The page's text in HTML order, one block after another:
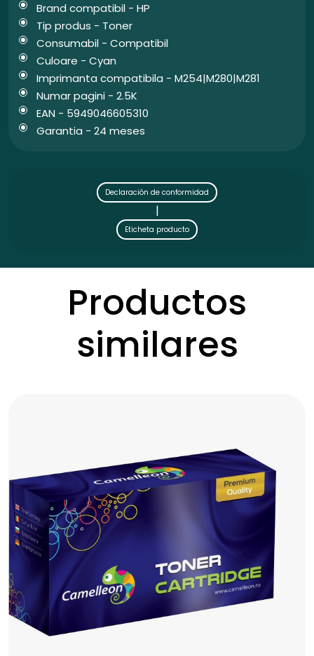
Brand compatibil - HP
Tip produs - Toner
Consumabil - Compatibil
Culoare - Cyan
Imprimanta compatibila - M254|M280|M281
Numar pagini - 2.5K
EAN - 5949046605310
Garantia - 24 meses
Declaración de conformidad
|
Eticheta producto
Productos
similares